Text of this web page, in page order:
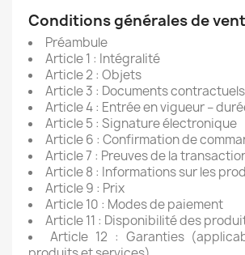
Conditions générales de
Préambule
Article 1 : Intégralité
Article 2 : Objets
Article 3 : Documents contractuels
Article 4 : Entrée en vigueur –
Article 5 : Signature électronique
Article 6 : Confirmation de
Article 7 : Preuves de la
Article 8 : Informations sur les
Article 9 : Prix
Article 10 : Modes de paiement
Article 11 : Disponibilité des
Article 12 : Garanties